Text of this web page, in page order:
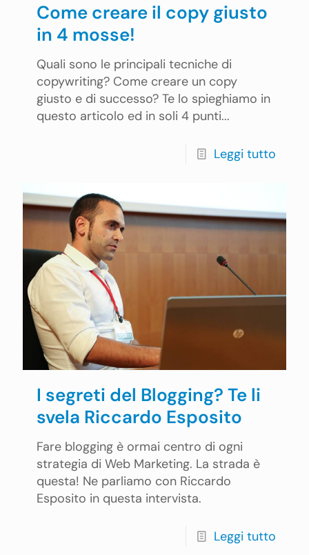
Come creare il copy giusto
in 4 mosse!
Quali sono le principali tecniche di
copywriting? Come creare un copy
giusto e di successo? Te lo spieghiamo in
questo articolo ed in soli 4 punti...
Leggi tutto
I segreti del Blogging? Te li
svela Riccardo Esposito
Fare blogging è ormai centro di ogni
strategia di Web Marketing. La strada è
questa! Ne parliamo con Riccardo
Esposito in questa intervista.
Leggi tutto